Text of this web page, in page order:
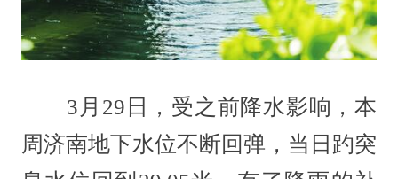
3月29日，受之前降水影响，本
周济南地下水位不断回弹，当日趵突